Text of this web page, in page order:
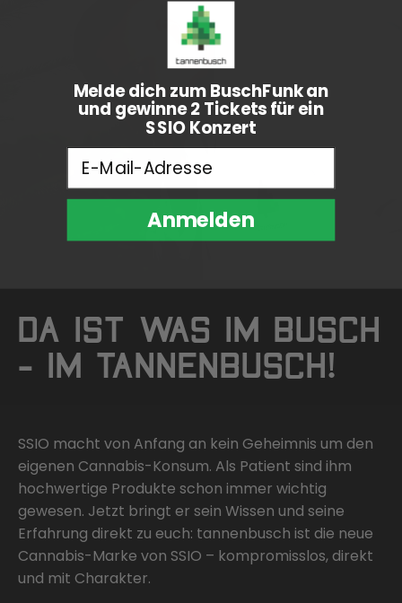
DA IST WAS IM BUSCH
– IM TANNENBUSCH!
SSIO macht von Anfang an kein Geheimnis um den
eigenen Cannabis-Konsum. Als Patient sind ihm
hochwertige Produkte schon immer wichtig
gewesen. Jetzt bringt er sein Wissen und seine
Erfahrung direkt zu euch: tannenbusch ist die neue
Cannabis-Marke von SSIO – kompromisslos, direkt
und mit Charakter.
Melde dich zum BuschFunk an
und gewinne 2 Tickets für ein
SSIO Konzert
E-Mail-Adresse
Anmelden